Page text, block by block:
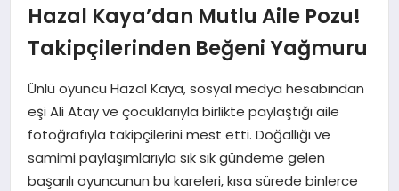
FINANS
KÜLTÜR VE SANAT
MAGAZIN
Hazal Kaya’dan Mutlu Aile Pozu!
Takipçilerinden Beğeni Yağmuru
Ünlü oyuncu Hazal Kaya, sosyal medya hesabından
eşi Ali Atay ve çocuklarıyla birlikte paylaştığı aile
fotoğrafıyla takipçilerini mest etti. Doğallığı ve
samimi paylaşımlarıyla sık sık gündeme gelen
başarılı oyuncunun bu kareleri, kısa sürede binlerce